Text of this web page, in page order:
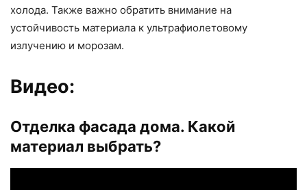
холода. Также важно обратить внимание на
устойчивость материала к ультрафиолетовому
излучению и морозам.
Видео:
Отделка фасада дома. Какой
материал выбрать?